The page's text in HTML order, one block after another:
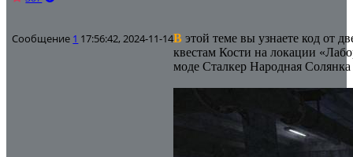
Сообщение 1 17:56:42, 2024-11-14В этой теме вы узнаете код от
квестам Кости на локации
моде Сталкер Народная